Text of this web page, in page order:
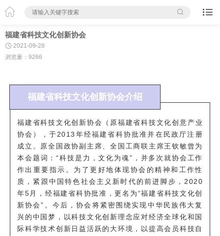
  
福建省科技文化创新协会
 2021-09-28
浏览量：9266
福建省科技文化创新协会介绍
福建省科技文化创新协会
（原福建省科技文化创意产业
协会），于2013年经福建省科协批准并在民政厅注册
成立。原全国政协副主席、全国工商联主席王钦敏曾为
本会题词：“科技是力，文化为魂”，并多次就协会工作
作出重要指示。为了更好地体现协会的精神和工作性
质，紧跟中国特色社会主义新时代的前进脚步，2020
年5月，经福建省科协批准，更名为“福建省科技文化创
新协会”。今后，协会将紧密围绕实现中华民族伟大复
兴的中国梦，以科技文化创新理念应对经济全球化和国
际科学技术创新日益活跃的大环境，以提高会员科技自